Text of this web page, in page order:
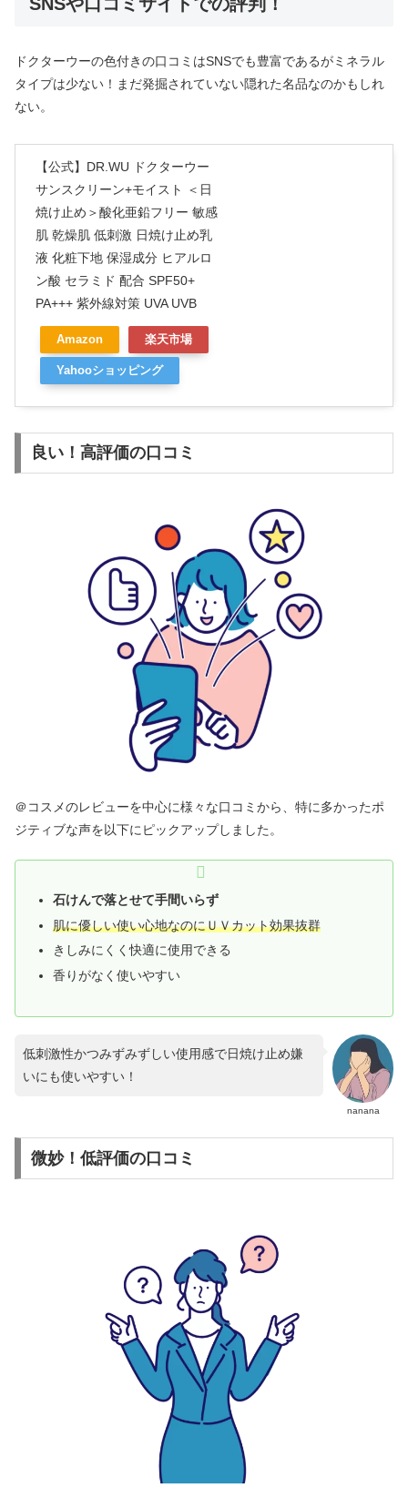
ドクターウーの色付きの口コミはSNSでも豊富であるがミネラル
タイプは少ない！まだ発掘されていない隠れた名品なのかもしれ
ない。
【公式】DR.WU ドクターウー
サンスクリーン+モイスト ＜日
焼け止め＞酸化亜鉛フリー 敏感
肌 乾燥肌 低刺激 日焼け止め乳
液 化粧下地 保湿成分 ヒアルロ
ン酸 セラミド 配合 SPF50+
PA+++ 紫外線対策 UVA UVB
Amazon 楽天市場
Yahooショッピング
良い！高評価の口コミ
＠コスメのレビューを中心に様々な口コミから、特に多かったポ
ジティブな声を以下にピックアップしました。
石けんで落とせて手間いらず
肌に優しい使い心地なのにＵＶカット効果抜群
きしみにくく快適に使用できる
香りがなく使いやすい
nanana
低刺激性かつみずみずしい使用感で日焼け止め嫌
いにも使いやすい！
微妙！低評価の口コミ